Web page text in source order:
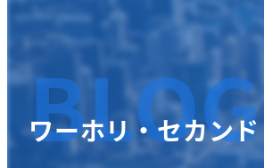
ワーホリ・セカンド
BLOG